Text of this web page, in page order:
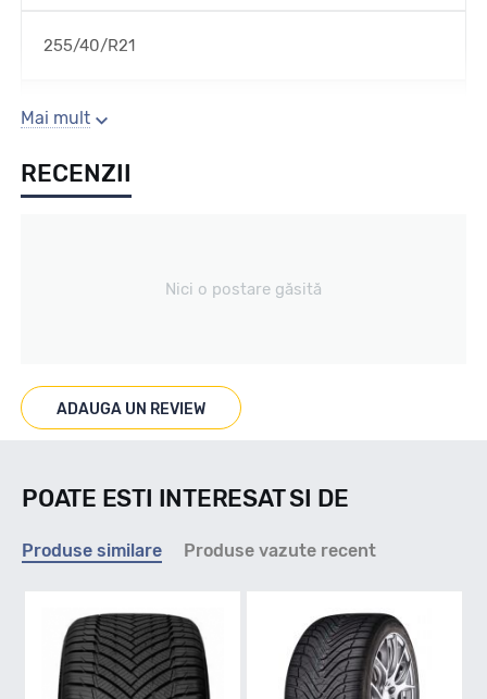
255/40/R21
Sezon
All season
Marcat M+S
Indice viteza
T - max 190km/h
Indice greutate
Mai mult
RECENZII
Nici o postare găsită
ADAUGA UN REVIEW
POATE ESTI INTERESAT SI DE
Produse similare Produse vazute recent